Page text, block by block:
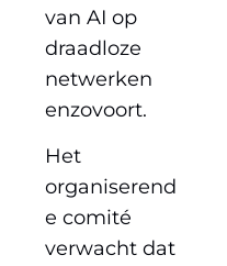
van AI op
draadloze
netwerken
enzovoort.
Het
organiserend
e comité
verwacht dat